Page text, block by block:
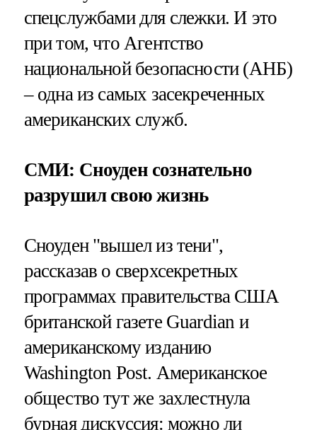
спецслужбами для слежки. И это
при том, что Агентство
национальной безопасности (АНБ)
– одна из самых засекреченных
американских служб.
СМИ: Сноуден сознательно
разрушил свою жизнь
Сноуден "вышел из тени",
рассказав о сверхсекретных
программах правительства США
британской газете Guardian и
американскому изданию
Washington Post. Американское
общество тут же захлестнула
бурная дискуссия: можно ли